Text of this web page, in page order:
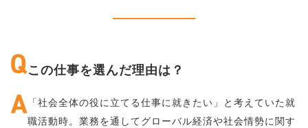
この仕事を選んだ理由は？
「社会全体の役に立てる仕事に就きたい」と考えていた就
職活動時。業務を通してグローバル経済や社会情勢に関す